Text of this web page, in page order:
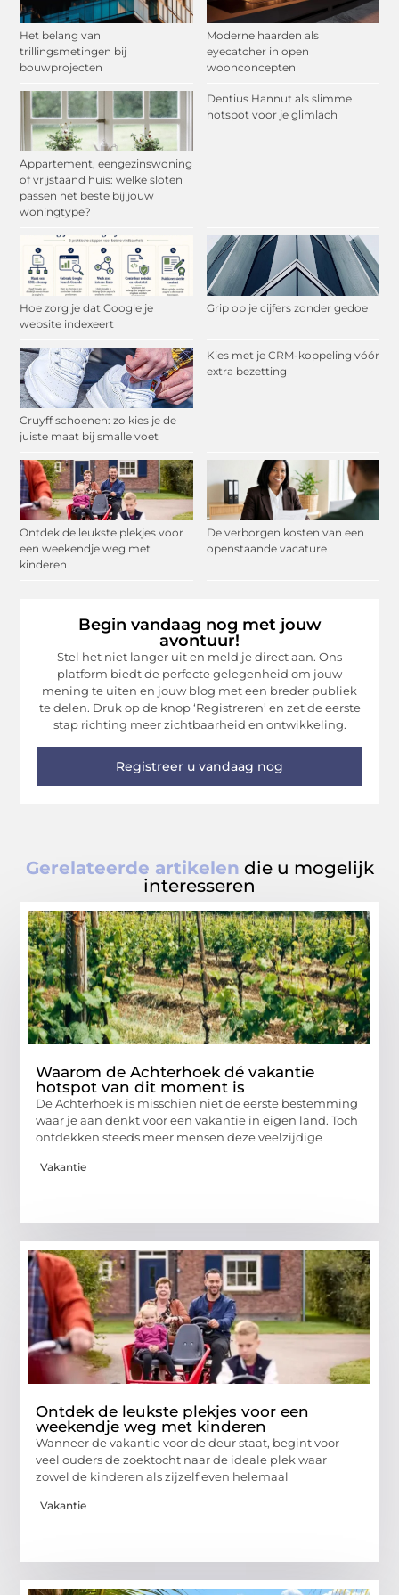
Het belang van
trillingsmetingen bij
bouwprojecten
Moderne haarden als
eyecatcher in open
woonconcepten
Appartement, eengezinswoning
of vrijstaand huis: welke sloten
passen het beste bij jouw
woningtype?
Dentius Hannut als slimme
hotspot voor je glimlach
Hoe zorg je dat Google je
website indexeert
Grip op je cijfers zonder gedoe
Cruyff schoenen: zo kies je de
juiste maat bij smalle voet
Kies met je CRM-koppeling vóór
extra bezetting
Ontdek de leukste plekjes voor
een weekendje weg met
kinderen
De verborgen kosten van een
openstaande vacature
Begin vandaag nog met jouw
avontuur!
Stel het niet langer uit en meld je direct aan. Ons
platform biedt de perfecte gelegenheid om jouw
mening te uiten en jouw blog met een breder publiek
te delen. Druk op de knop ‘Registreren’ en zet de eerste
stap richting meer zichtbaarheid en ontwikkeling.
Registreer u vandaag nog
Gerelateerde artikelen die u mogelijk
interesseren
Waarom de Achterhoek dé vakantie
hotspot van dit moment is
De Achterhoek is misschien niet de eerste bestemming
waar je aan denkt voor een vakantie in eigen land. Toch
ontdekken steeds meer mensen deze veelzijdige
Vakantie
Ontdek de leukste plekjes voor een
weekendje weg met kinderen
Wanneer de vakantie voor de deur staat, begint voor
veel ouders de zoektocht naar de ideale plek waar
zowel de kinderen als zijzelf even helemaal
Vakantie